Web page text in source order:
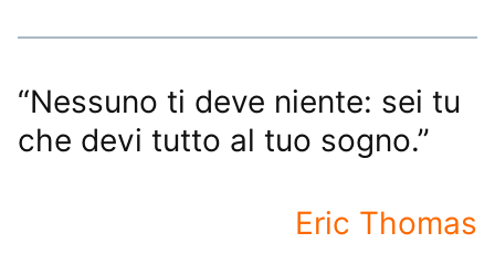
“Nessuno ti deve niente: sei tu
che devi tutto al tuo sogno.”
Eric Thomas